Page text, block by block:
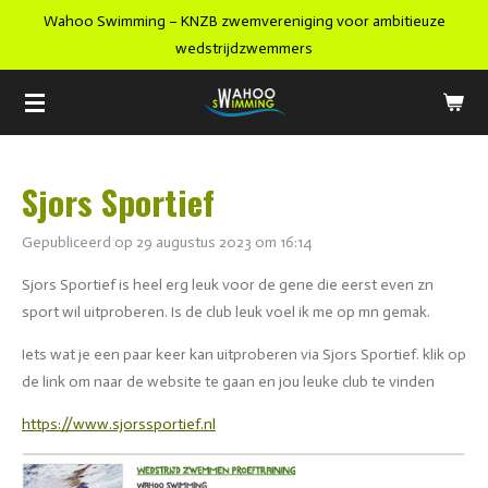
de
hoofdinhoud
Wahoo Swimming – KNZB zwemvereniging voor ambitieuze
wedstrijdzwemmers
Sjors Sportief
Gepubliceerd op 29 augustus 2023 om 16:14
Sjors Sportief is heel erg leuk voor de gene die eerst even zn
sport wil uitproberen. Is de club leuk voel ik me op mn gemak.
Iets wat je een paar keer kan uitproberen via Sjors Sportief. klik op
de link om naar de website te gaan en jou leuke club te vinden
https://www.sjorssportief.nl